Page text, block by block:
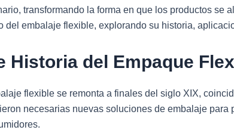
transformando la forma en que los productos se
del embalaje flexible, explorando su historia,
Historia del Empaque
flexible se remonta a finales del siglo XIX,
necesarias nuevas soluciones de embalaje